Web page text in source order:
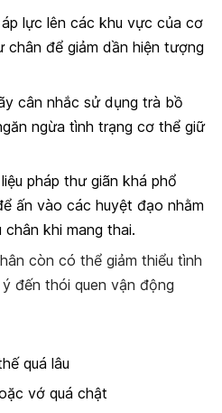
lực lên các khu vực của cơ
chân để giảm dần hiện tượng
cân nhắc sử dụng trà bồ
ngừa tình trạng cơ thể giữ
pháp thư giãn khá phổ
ấn vào các huyệt đạo nhằm
chân khi mang thai.
còn có thể giảm thiểu tình
đến thói quen vận động
quá lâu
vớ quá chật